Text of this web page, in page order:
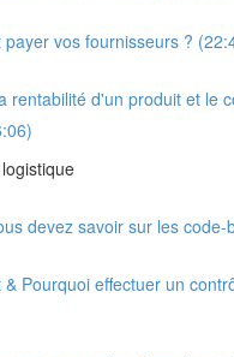
payer vos fournisseurs ?
rentabilité d'un produit et le
devez savoir sur les code-
Pourquoi effectuer un